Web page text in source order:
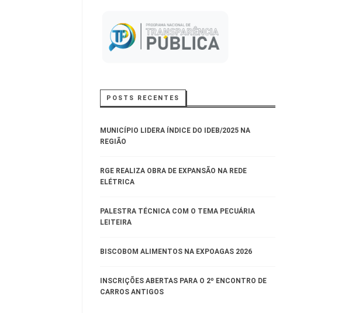
POSTS RECENTES
MUNICÍPIO LIDERA ÍNDICE DO IDEB/2025 NA
REGIÃO
RGE REALIZA OBRA DE EXPANSÃO NA REDE
ELÉTRICA
PALESTRA TÉCNICA COM O TEMA PECUÁRIA
LEITEIRA
BISCOBOM ALIMENTOS NA EXPOAGAS 2026
INSCRIÇÕES ABERTAS PARA O 2º ENCONTRO DE
CARROS ANTIGOS